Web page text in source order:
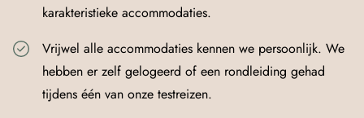
karakteristieke accommodaties.
Vrijwel alle accommodaties kennen we persoonlijk. We
hebben er zelf gelogeerd of een rondleiding gehad
tijdens één van onze testreizen.